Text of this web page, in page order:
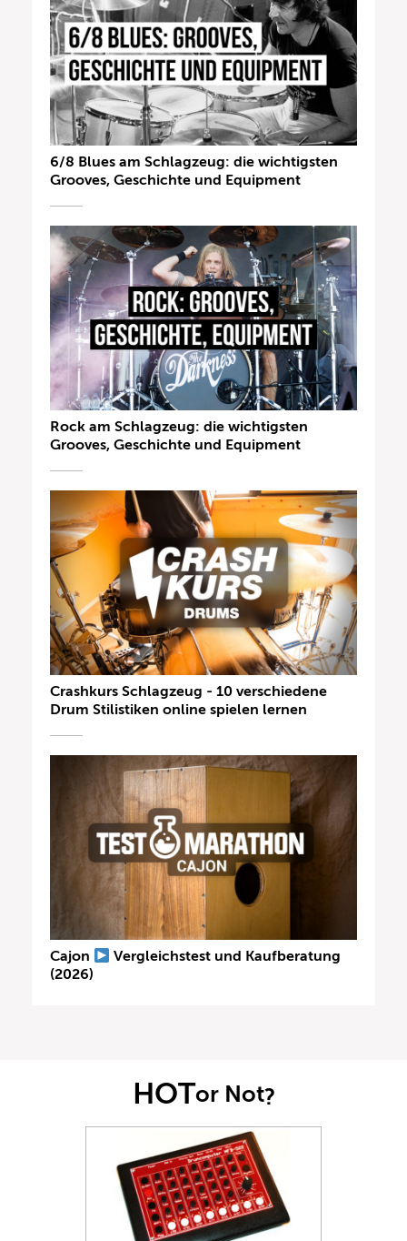
6/8 Blues am Schlagzeug: die wichtigsten
Grooves, Geschichte und Equipment
Rock am Schlagzeug: die wichtigsten
Grooves, Geschichte und Equipment
Crashkurs Schlagzeug - 10 verschiedene
Drum Stilistiken online spielen lernen
Cajon
Vergleichstest und Kaufberatung
(2026)
HOTor Not?